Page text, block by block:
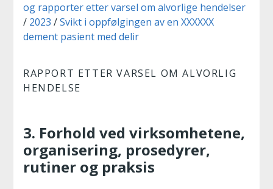
og rapporter etter varsel om alvorlige hendelser
2023
Svikt i oppfølgingen av en XXXXXX
dement pasient med delir
RAPPORT ETTER VARSEL OM ALVORLIG
HENDELSE
3. Forhold ved virksomhetene,
organisering, prosedyrer,
rutiner og praksis